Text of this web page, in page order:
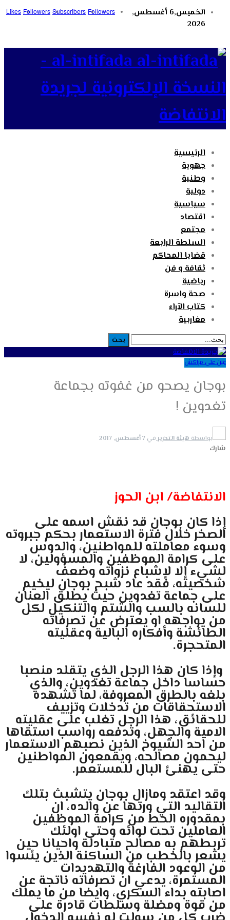
Likes Followers Subscribers Followers
الخميس,6 أغسطس,
2026
al-intifada -
النسخة الإلكترونية لجريدة
الانتفاضة
الرئيسية
جهوية
وطنية
دولية
سياسية
اقتصاد
مجتمع
السلطة الرابعة
قضايا المحاكم
ثقافة و فن
رياضية
صحة واسرة
كتاب الآراء
مغاربية
عين على مراكش
بوجان يصحو من غفوته بجماعة
تغدوين !
بواسطةهيئة التحرير في 7 أغسطس, 2017
شارك
الانتفاضة/ ابن الحوز
إذا كان بوجان قد نقش اسمه على
الصخر خلال فترة الاستعمار بحكم جبروته
وسوء معاملته للمواطنين، والدوس
على كرامة الموظفين والمسؤولين، لا
لشيء إلا لإشباع نزواته وضعف
شخصيته، فقد عاد شبح بوجان ليخيم
على جماعة تغدوين حيث يطلق العنان
للسانه بالسب والشتم والتنكيل لكل
من يواجهه او يعترض عن تصرفاته
الطائشة وأفكاره البالية وعقليته
المتحجرة.
وإذا كان هذا الرجل الذي يتقلد منصبا
حساسا داخل جماعة تغدوين، والذي
بلغه بالطرق المعروفة، لما تشهده
الاستحقاقات من تدخلات وتزييف
للحقائق، هذا الرجل تغلب على عقليته
الامية والجهل، وتدفعه رواسب استقاها
من احد الشيوخ الذين نصبهم الاستعمار
ليحمون مصالحه، ويقمعون المواطنين
حتى يهنئ البال للمستعمر.
وقد اعتقد ومازال بوجان يتشبث بتلك
التقاليد التي ورتها عن والده، ان
بمقدوره الحط من كرامة الموظفين
العاملين تحت لوائه وحتى اولئك
تربطهم به مصالح متبادلة واحيانا حين
يشعر بالخطب من الساكنة الذين يئسوا
من الوعود الفارغة والتهديدات
المستمرة، يدعي ان تصرفاته ناتجة عن
اصابته بداء السكري، وايضا من ما يملك
من قوة ومضلة وسلطات قادرة على